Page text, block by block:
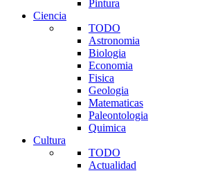
Pintura
Ciencia
TODO
Astronomia
Biologia
Economia
Fisica
Geologia
Matematicas
Paleontologia
Quimica
Cultura
TODO
Actualidad